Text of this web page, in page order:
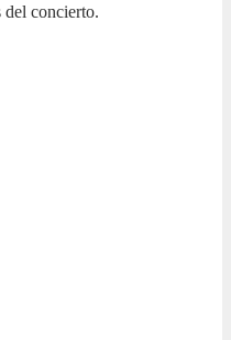
del concierto.